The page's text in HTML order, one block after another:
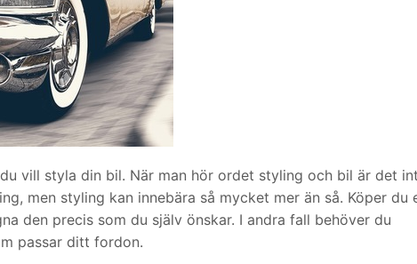
vill styla din bil. När man hör ordet styling och bil är det
men styling kan innebära så mycket mer än så. Köper du
den precis som du själv önskar. I andra fall behöver du
passar ditt fordon.